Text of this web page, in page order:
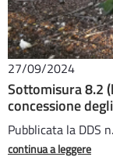
27/09/2024
Sottomisura 8.2
concessione
Pubblicata la DDS
continua a leggere